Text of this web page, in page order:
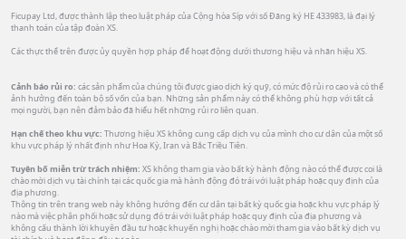
Ficupay Ltd, được thành lập theo luật pháp của Cộng hòa Síp với số Đăng ký HE 433983, là đại lý
thanh toán của tập đoàn XS.
Các thực thể trên được ủy quyền hợp pháp để hoạt động dưới thương hiệu và nhãn hiệu XS.
Cảnh báo rủi ro: các sản phẩm của chúng tôi được giao dịch ký quỹ, có mức độ rủi ro cao và có thể
ảnh hưởng đến toàn bộ số vốn của bạn. Những sản phẩm này có thể không phù hợp với tất cả
mọi người, bạn nên đảm bảo đã hiểu hết những rủi ro liên quan.
Hạn chế theo khu vực: Thương hiệu XS không cung cấp dịch vụ của mình cho cư dân của một số
khu vực pháp lý nhất định như Hoa Kỳ, Iran và Bắc Triều Tiên.
Tuyên bố miễn trừ trách nhiệm: XS không tham gia vào bất kỳ hành động nào có thể được coi là
chào mời dịch vụ tài chính tại các quốc gia mà hành động đó trái với luật pháp hoặc quy định của
địa phương.
Thông tin trên trang web này không hướng đến cư dân tại bất kỳ quốc gia hoặc khu vực pháp lý
nào mà việc phân phối hoặc sử dụng đó trái với luật pháp hoặc quy định của địa phương và
không cấu thành lời khuyên đầu tư hoặc khuyến nghị hoặc chào mời tham gia vào bất kỳ dịch vụ